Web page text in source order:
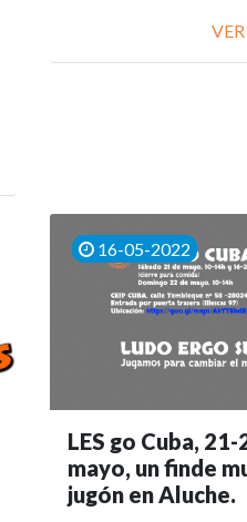
16-05-2022
LES go Cuba, 21-
mayo, un finde
jugón en Aluche.